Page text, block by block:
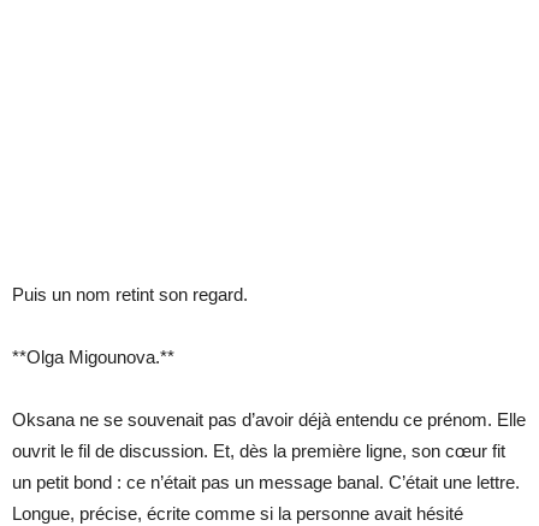
Puis un nom retint son regard.
**Olga Migounova.**
Oksana ne se souvenait pas d’avoir déjà entendu ce prénom. Elle
ouvrit le fil de discussion. Et, dès la première ligne, son cœur fit
un petit bond : ce n’était pas un message banal. C’était une lettre.
Longue, précise, écrite comme si la personne avait hésité